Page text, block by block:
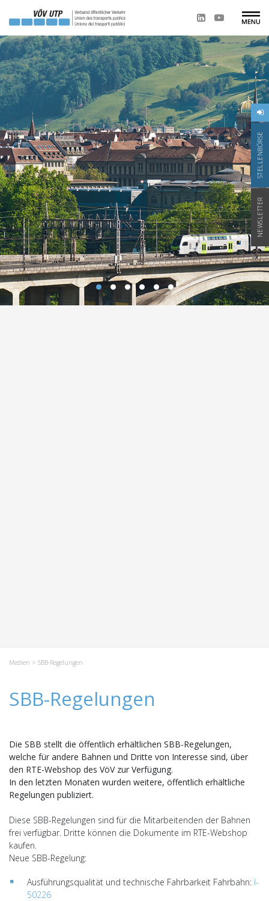
STELLENBÖRSE
NEWSLETTER
Medien > SBB-Regelungen
SBB-Regelungen
Die SBB stellt die öffentlich erhältlichen SBB-Regelungen,
welche für andere Bahnen und Dritte von Interesse sind, über
den RTE-Webshop des VöV zur Verfügung.
In den letzten Monaten wurden weitere, öffentlich erhältliche
Regelungen publiziert.
Diese SBB-Regelungen sind für die Mitarbeitenden der Bahnen
frei verfügbar. Dritte können die Dokumente im RTE-Webshop
kaufen.
Neue SBB-Regelung:
Ausführungsqualität und technische Fahrbarkeit Fahrbahn: I-
50226